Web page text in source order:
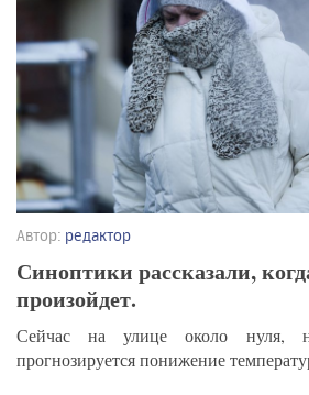
Автор: редактор
Синоптики рассказали,
произойдет.
Сейчас на улице около
прогнозируется понижение